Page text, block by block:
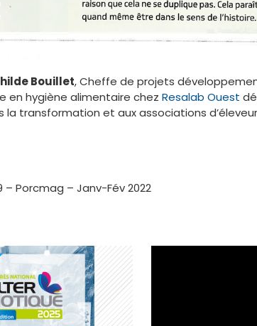
Bouillet, Cheffe de projets
en hygiène alimentaire chez Resalab Ouest
la transformation et aux associations
Porcmag – Janv-Fév 2022